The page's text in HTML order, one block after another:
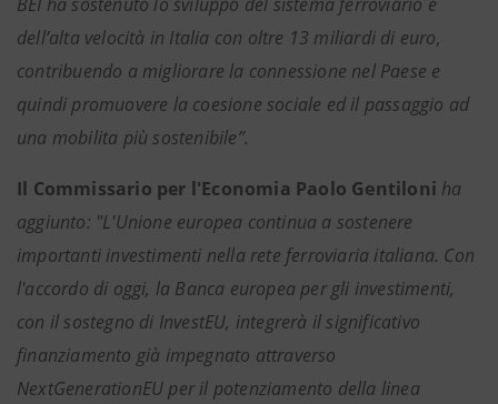
dell’alta velocità in Italia con oltre 13 miliardi di euro,
contribuendo a migliorare la connessione nel Paese e
quindi promuovere la coesione sociale ed il passaggio ad
una mobilita più sostenibile”.
Il Commissario per l'Economia Paolo Gentiloni ha
aggiunto: "L'Unione europea continua a sostenere
importanti investimenti nella rete ferroviaria italiana. Con
l'accordo di oggi, la Banca europea per gli investimenti,
con il sostegno di InvestEU, integrerà il significativo
finanziamento già impegnato attraverso
NextGenerationEU per il potenziamento della linea